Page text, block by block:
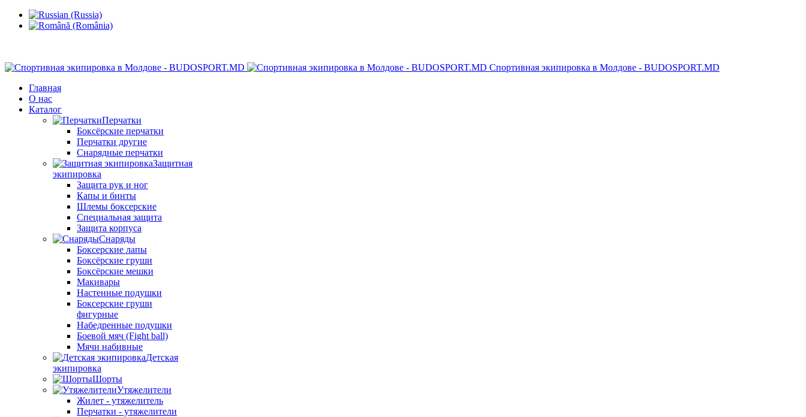
Спортивная экипировка в Молдове - BUDOSPORT.MD
Главная
О нас
Каталог
Перчатки
Боксёрские перчатки
Перчатки другие
Снарядные перчатки
Защитная
экипировка
Защита рук и ног
Капы и бинты
Шлемы боксерские
Специальная защита
Защита корпуса
Снаряды
Боксерские лапы
Боксёрские груши
Боксёрские мешки
Макивары
Настенные подушки
Боксерские груши
фигурные
Набедренные подушки
Боевой мяч (Fight ball)
Мячи набивные
Детская
экипировка
Шорты
Утяжелители
Жилет - утяжелитель
Перчатки - утяжелители